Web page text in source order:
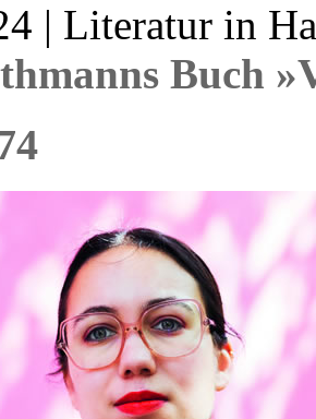
| Literatur in
Buch